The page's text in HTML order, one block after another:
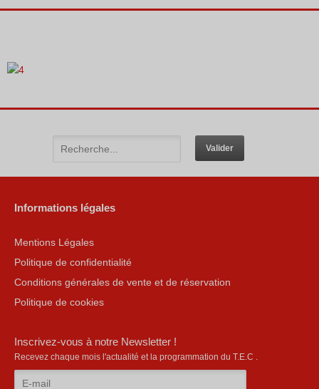
Informations légales
Mentions Légales
Politique de confidentialité
Conditions générales de vente et de réservation
Politique de cookies
Inscrivez-vous à notre Newsletter !
Recevez chaque mois l'actualité et la programmation du T.E.C .